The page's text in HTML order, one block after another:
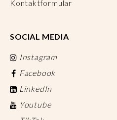
Kontaktformular
SOCIAL MEDIA
Instagram
Facebook
LinkedIn
Youtube